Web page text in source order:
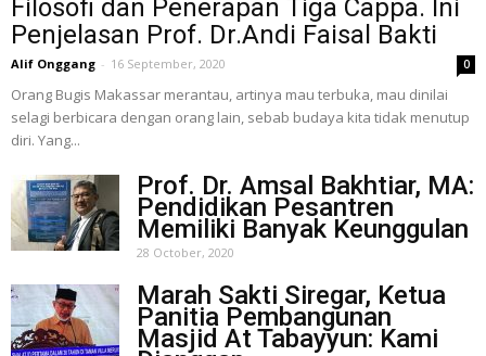
Filosofi dan Penerapan Tiga Cappa. Ini
Penjelasan Prof. Dr.Andi Faisal Bakti
Alif Onggang - 16 September, 2020 0
Orang Bugis Makassar merantau, artinya mau terbuka, mau dinilai
selagi berbicara dengan orang lain, sebab budaya kita tidak menutup
diri. Yang...
Prof. Dr. Amsal Bakhtiar, MA:
Pendidikan Pesantren
Memiliki Banyak Keunggulan
28 October, 2020
Marah Sakti Siregar, Ketua
Panitia Pembangunan
Masjid At Tabayyun: Kami